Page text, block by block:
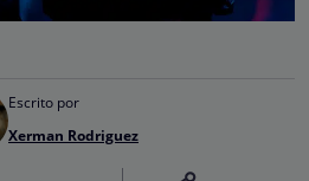
Escrito por
Xerman Rodriguez